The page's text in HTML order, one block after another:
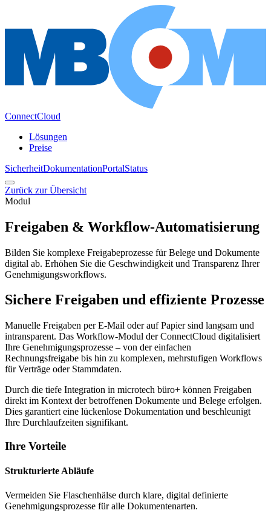
ConnectCloud
Lösungen
Preise
SicherheitDokumentationPortalStatus
Zurück zur Übersicht
Modul
Freigaben & Workflow-Automatisierung
Bilden Sie komplexe Freigabeprozesse für Belege und Dokumente
digital ab. Erhöhen Sie die Geschwindigkeit und Transparenz Ihrer
Genehmigungsworkflows.
Sichere Freigaben und effiziente Prozesse
Manuelle Freigaben per E-Mail oder auf Papier sind langsam und
intransparent. Das Workflow-Modul der ConnectCloud digitalisiert
Ihre Genehmigungsprozesse – von der einfachen
Rechnungsfreigabe bis hin zu komplexen, mehrstufigen Workflows
für Verträge oder Stammdaten.
Durch die tiefe Integration in microtech büro+ können Freigaben
direkt im Kontext der betroffenen Dokumente und Belege erfolgen.
Dies garantiert eine lückenlose Dokumentation und beschleunigt
Ihre Durchlaufzeiten signifikant.
Ihre Vorteile
Strukturierte Abläufe
Vermeiden Sie Flaschenhälse durch klare, digital definierte
Genehmigungsprozesse für alle Dokumentenarten.